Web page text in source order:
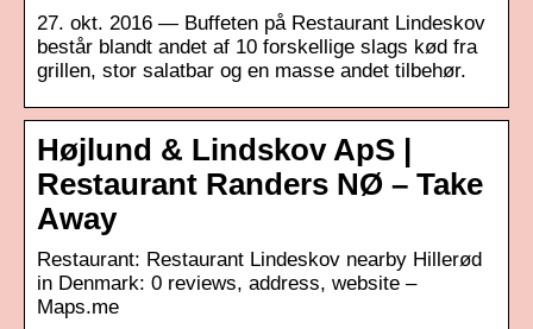
27. okt. 2016 — Buffeten på Restaurant Lindeskov
består blandt andet af 10 forskellige slags kød fra
grillen, stor salatbar og en masse andet tilbehør.
Højlund & Lindskov ApS |
Restaurant Randers NØ – Take
Away
Restaurant: Restaurant Lindeskov nearby Hillerød
in Denmark: 0 reviews, address, website –
Maps.me